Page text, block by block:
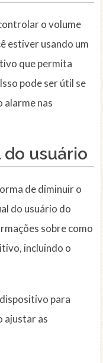
o volume
estiver usando um
que permita
pode ser útil se
alarme nas
usuário
de diminuir o
do usuário do
sobre como
incluindo o
para
ajustar as